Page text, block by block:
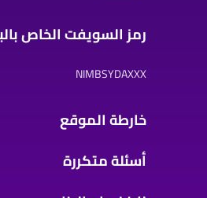
رمز السويفت الخاص
NIMBSYDAXXX
خارطة الموقع
أسئلة متكررة